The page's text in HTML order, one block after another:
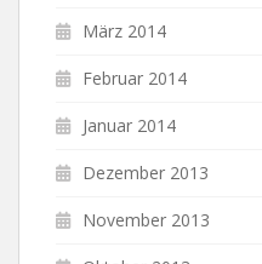
März 2014
Februar 2014
Januar 2014
Dezember 2013
November 2013